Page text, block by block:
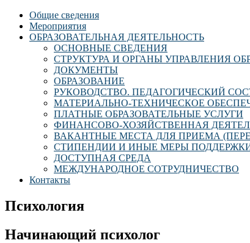
Общие сведения
Мероприятия
ОБРАЗОВАТЕЛЬНАЯ ДЕЯТЕЛЬНОСТЬ
ОСНОВНЫЕ СВЕДЕНИЯ
СТРУКТУРА И ОРГАНЫ УПРАВЛЕНИЯ
ДОКУМЕНТЫ
ОБРАЗОВАНИЕ
РУКОВОДСТВО. ПЕДАГОГИЧЕСКИЙ
МАТЕРИАЛЬНО-ТЕХНИЧЕСКОЕ
ПЛАТНЫЕ ОБРАЗОВАТЕЛЬНЫЕ УСЛУГИ
ФИНАНСОВО-ХОЗЯЙСТВЕННАЯ
ВАКАНТНЫЕ МЕСТА ДЛЯ ПРИЕМА
СТИПЕНДИИ И ИНЫЕ МЕРЫ
ДОСТУПНАЯ СРЕДА
МЕЖДУНАРОДНОЕ СОТРУДНИЧЕСТВО
Контакты
Психология
Начинающий психолог